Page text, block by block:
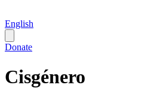
English
Donate
Cisgénero